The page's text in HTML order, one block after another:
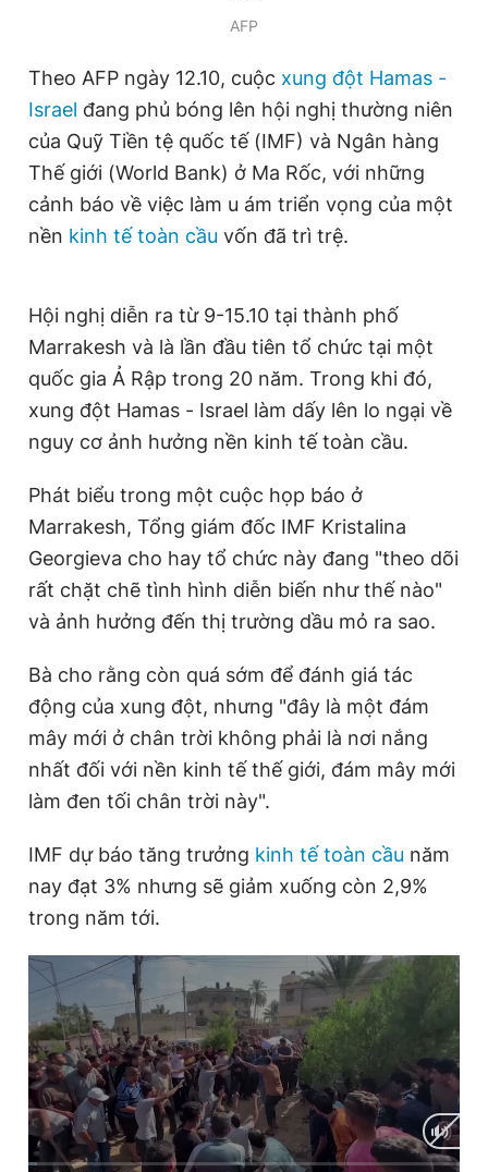
Theo dõi báo trên
Hotline
0906 645 777
Liên hệ quảng cáo
0908 780 404
Đặt báo Quảng cáo RSS Tòa soạn Chính sách bảo
Phó tổng biên tập: Trần Việt Hưng
Tổng thư ký tòa soạn: Đức Trung
Giấy phép xuất bản số 110/GP - BTTTT cấp ngày 24.3.2020
© 2003-2026 Bản quyền thuộc về Báo Thanh Niên. Cấm sao
chép dưới mọi hình thức nếu không có sự chấp thuận bằng văn
bản. Phát triển bởi ePi Technologies, JSC.
AFP
Theo AFP ngày 12.10, cuộc xung đột Hamas -
Israel đang phủ bóng lên hội nghị thường niên
của Quỹ Tiền tệ quốc tế (IMF) và Ngân hàng
Thế giới (World Bank) ở Ma Rốc, với những
cảnh báo về việc làm u ám triển vọng của một
nền kinh tế toàn cầu vốn đã trì trệ.
Hội nghị diễn ra từ 9-15.10 tại thành phố
Marrakesh và là lần đầu tiên tổ chức tại một
quốc gia Ả Rập trong 20 năm. Trong khi đó,
xung đột Hamas - Israel làm dấy lên lo ngại về
nguy cơ ảnh hưởng nền kinh tế toàn cầu.
Phát biểu trong một cuộc họp báo ở
Marrakesh, Tổng giám đốc IMF Kristalina
Georgieva cho hay tổ chức này đang "theo dõi
rất chặt chẽ tình hình diễn biến như thế nào"
và ảnh hưởng đến thị trường dầu mỏ ra sao.
Bà cho rằng còn quá sớm để đánh giá tác
động của xung đột, nhưng "đây là một đám
mây mới ở chân trời không phải là nơi nắng
nhất đối với nền kinh tế thế giới, đám mây mới
làm đen tối chân trời này".
IMF dự báo tăng trưởng kinh tế toàn cầu năm
nay đạt 3% nhưng sẽ giảm xuống còn 2,9%
trong năm tới.